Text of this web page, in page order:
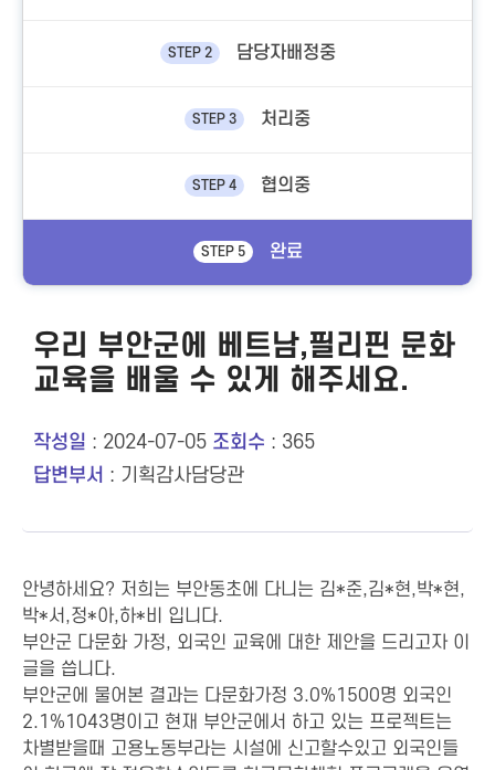
STEP 2 담당자배정중
STEP 3 처리중
STEP 4 협의중
STEP 5 완료
우리 부안군에 베트남,필리핀 문화
교육을 배울 수 있게 해주세요.
작성일 : 2024-07-05 조회수 : 365
답변부서 : 기획감사담당관
안녕하세요? 저희는 부안동초에 다니는 김*준,김*현,박*현,
박*서,정*아,하*비 입니다.
부안군 다문화 가정, 외국인 교육에 대한 제안을 드리고자 이
글을 씁니다.
부안군에 물어본 결과는 다문화가정 3.0%1500명 외국인
2.1%1043명이고 현재 부안군에서 하고 있는 프로젝트는
차별받을때 고용노동부라는 시설에 신고할수있고 외국인들